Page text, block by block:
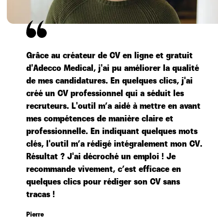
Grâce au créateur de CV en ligne et gratuit
d'Adecco Medical, j'ai pu améliorer la qualité
de mes candidatures. En quelques clics, j'ai
créé un CV professionnel qui a séduit les
recruteurs. L'outil m’a aidé à mettre en avant
mes compétences de manière claire et
professionnelle. En indiquant quelques mots
clés, l'outil m’a rédigé intégralement mon CV.
Résultat ? J'ai décroché un emploi ! Je
recommande vivement, c’est efficace en
quelques clics pour rédiger son CV sans
tracas !
Pierre